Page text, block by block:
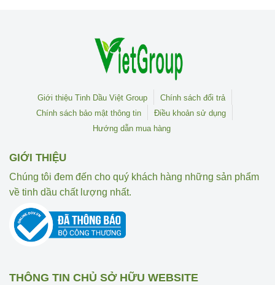
Giới thiệu Tinh Dầu Việt Group
Chính sách đổi trả
Chính sách bảo mật thông tin
Điều khoản sử dụng
Hướng dẫn mua hàng
GIỚI THIỆU
Chúng tôi đem đến cho quý khách hàng những sản phẩm
về tinh dầu chất lượng nhất.
THÔNG TIN CHỦ SỞ HỮU WEBSITE